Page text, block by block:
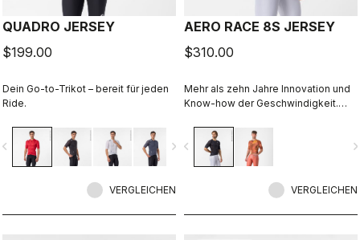
QUADRO JERSEY
$199.00
Dein Go-to-Trikot – bereit für jeden
Ride.
navigate_next
VERGLEICHEN
AERO RACE 8S JERSEY
$310.00
Mehr als zehn Jahre Innovation und
Know-how der Geschwindigkeit.
noch schneller.
navigate_before
VERGLEICHEN